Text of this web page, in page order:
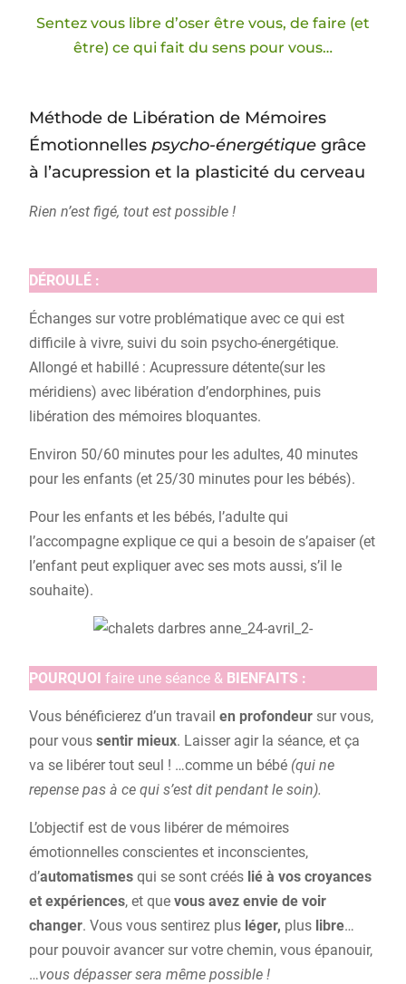
Sentez vous libre d’oser être vous, de faire (et
être) ce qui fait du sens pour vous…
Méthode de Libération de Mémoires
Émotionnelles psycho-énergétiquegrâce
à l’acupression et la plasticité du cerveau
Rien n’est figé, tout est possible !
DÉROULÉ:
Échanges sur votre problématique avec ce qui est
difficile à vivre, suivi du soin psycho-énergétique.
Allongé et habillé : Acupressure détente(sur les
méridiens) avec libération d’endorphines, puis
libération des mémoires bloquantes.
Environ 50/60 minutes pour les adultes, 40 minutes
pour les enfants (et 25/30 minutes pour les bébés).
Pour les enfants et les bébés, l’adulte qui
l’accompagne explique ce qui a besoin de s’apaiser (et
l’enfant peut expliquer avec ses mots aussi, s’il le
souhaite).
POURQUOI faire une séance & BIENFAITS :
Vous bénéficierez d’un travail en profondeur sur vous,
pour vous sentir mieux. Laisser agir la séance, et ça
va se libérer tout seul ! …comme un bébé (qui ne
repense pas à ce qui s’est dit pendant le soin).
L’objectif est de vous libérer de mémoires
émotionnelles conscientes et inconscientes,
d’automatismes qui se sont créés lié à vos croyances
et expériences, et que vous avez envie de voir
changer. Vous vous sentirez plus léger, pluslibre…
pour pouvoir avancer sur votre chemin, vous épanouir,
…vous dépasser sera même possible !